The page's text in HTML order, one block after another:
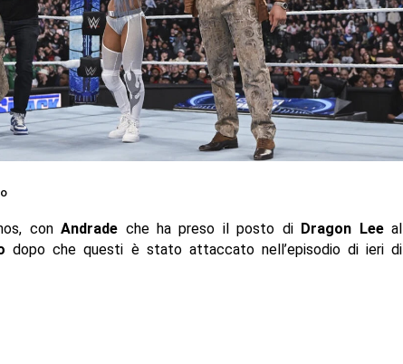
conAndrade che ha preso il posto di Dragon Leeal
dopo che questi è stato attaccato nell’episodio di ieri di